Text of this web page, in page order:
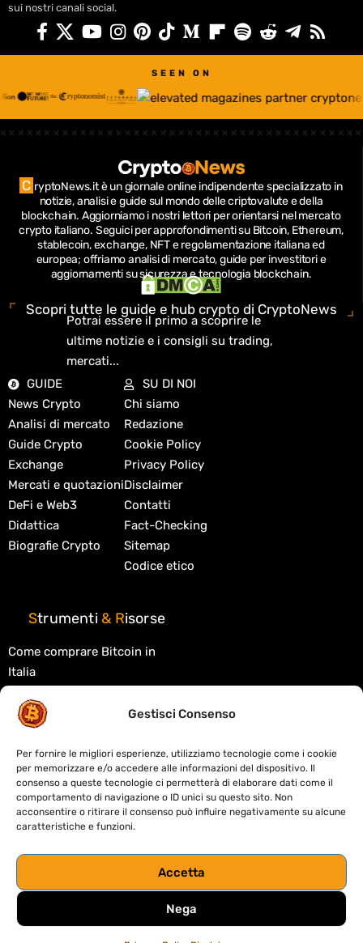
Gestisci Consenso
Per fornire le migliori esperienze, utilizziamo tecnologie come i cookie
per memorizzare e/o accedere alle informazioni del dispositivo. Il
consenso a queste tecnologie ci permetterà di elaborare dati come il
comportamento di navigazione o ID unici su questo sito. Non
acconsentire o ritirare il consenso può influire negativamente su alcune
caratteristiche e funzioni.
Accetta
Nega
sui nostri canali social.
SEEN ON
C ryptoNews.it è un giornale online indipendente specializzato in
notizie, analisi e guide sul mondo delle criptovalute e della
blockchain. Aggiorniamo i nostri lettori per orientarsi nel mercato
crypto italiano. Seguici per approfondimenti su Bitcoin, Ethereum,
stablecoin, exchange, NFT e regolamentazione italiana ed
europea; offriamo analisi di mercato, guide per investitori e
aggiornamenti su sicurezza e tecnologia blockchain.
Scopri tutte le guide e hub crypto di CryptoNews
Potrai essere il primo a scoprire le
ultime notizie e i consigli su trading,
mercati...
GUIDE
News Crypto
Analisi di mercato
Guide Crypto
Exchange
Mercati e quotazioni
DeFi e Web3
Didattica
Biografie Crypto
SU DI NOI
Chi siamo
Redazione
Cookie Policy
Privacy Policy
Disclaimer
Contatti
Fact-Checking
Sitemap
Codice etico
Strumenti & Risorse
Come comprare Bitcoin in
Italia
Migliori exchange crypto
Migliori wallet crypto
Tasse criptovalute in Italia
Cos'è la blockchain
Cos'è la DeFi
Crypto card: custodial o self-
custody